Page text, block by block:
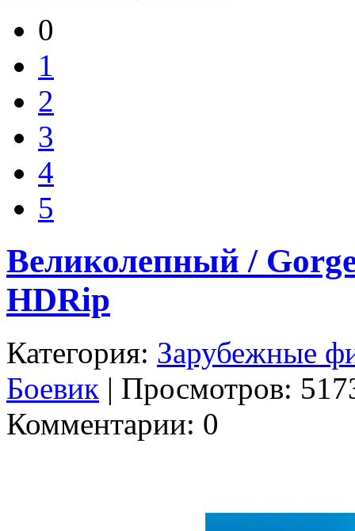
0
1
2
3
4
5
Великолепный /
HDRip
Категория: Зарубежные
Боевик | Просмотров:
Комментарии: 0